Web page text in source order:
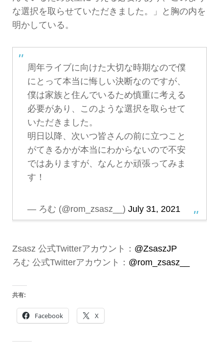
な選択を取らせていただきました。」と胸の内を
明かしている。
周年ライブに向けた大切な時期なので僕
にとって本当に悔しい決断なのですが、
僕は家族と住んでいるため慎重に考える
必要があり、このような選択を取らせて
いただきました。
明日以降、次いつ皆さんの前に立つこと
がてきるかが本当にわからないので不安
ではありますが、なんとか頑張ってみま
す！
— ろむ (@rom_zsasz__) July 31, 2021
Zsasz 公式Twitterアカウント： @ZsaszJP
ろむ 公式Twitterアカウント： @rom_zsasz__
共有:
Facebook X